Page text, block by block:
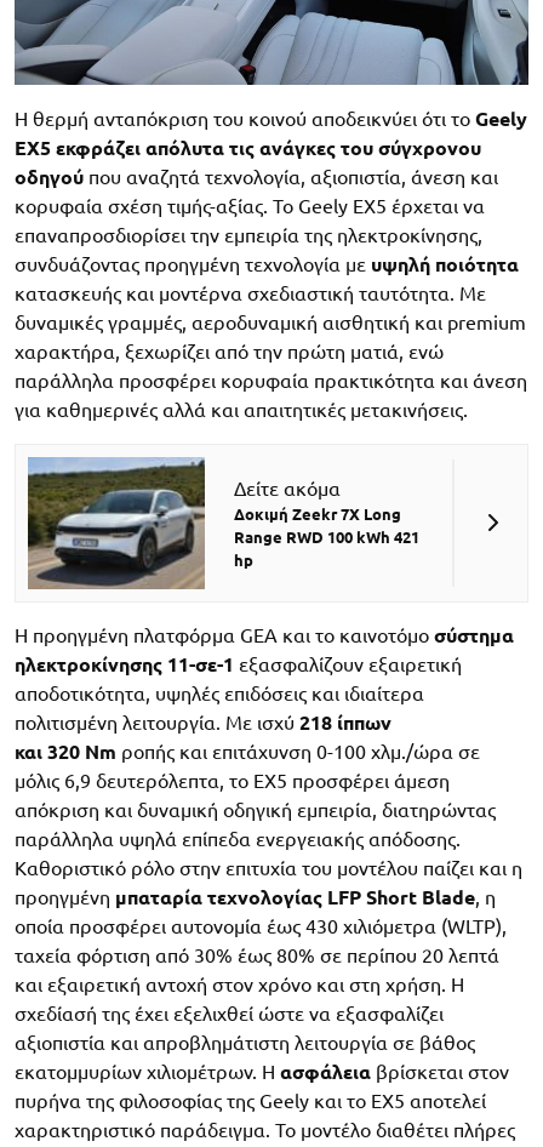
Η θερμή ανταπόκριση του κοινού αποδεικνύει ότι το Geely
EX5 εκφράζει απόλυτα τις ανάγκες του σύγχρονου
οδηγού που αναζητά τεχνολογία, αξιοπιστία, άνεση και
κορυφαία σχέση τιμής-αξίας. Το Geely EX5 έρχεται να
επαναπροσδιορίσει την εμπειρία της ηλεκτροκίνησης,
συνδυάζοντας προηγμένη τεχνολογία με υψηλή ποιότητα
κατασκευής και μοντέρνα σχεδιαστική ταυτότητα. Με
δυναμικές γραμμές, αεροδυναμική αισθητική και premium
χαρακτήρα, ξεχωρίζει από την πρώτη ματιά, ενώ
παράλληλα προσφέρει κορυφαία πρακτικότητα και άνεση
για καθημερινές αλλά και απαιτητικές μετακινήσεις.
Δείτε ακόμα
Δοκιμή Zeekr 7X Long
Range RWD 100 kWh 421
hp
Η προηγμένη πλατφόρμα GEA και το καινοτόμο σύστημα
ηλεκτροκίνησης 11-σε-1 εξασφαλίζουν εξαιρετική
αποδοτικότητα, υψηλές επιδόσεις και ιδιαίτερα
πολιτισμένη λειτουργία. Με ισχύ 218 ίππων
και 320 Nm ροπής και επιτάχυνση 0-100 χλμ./ώρα σε
μόλις 6,9 δευτερόλεπτα, το EX5 προσφέρει άμεση
απόκριση και δυναμική οδηγική εμπειρία, διατηρώντας
παράλληλα υψηλά επίπεδα ενεργειακής απόδοσης.
Καθοριστικό ρόλο στην επιτυχία του μοντέλου παίζει και η
προηγμένη μπαταρία τεχνολογίας LFP Short Blade, η
οποία προσφέρει αυτονομία έως 430 χιλιόμετρα (WLTP),
ταχεία φόρτιση από 30% έως 80% σε περίπου 20 λεπτά
και εξαιρετική αντοχή στον χρόνο και στη χρήση. Η
σχεδίασή της έχει εξελιχθεί ώστε να εξασφαλίζει
αξιοπιστία και απροβλημάτιστη λειτουργία σε βάθος
εκατομμυρίων χιλιομέτρων. Η ασφάλεια βρίσκεται στον
πυρήνα της φιλοσοφίας της Geely και το EX5 αποτελεί
χαρακτηριστικό παράδειγμα. Το μοντέλο διαθέτει πλήρες